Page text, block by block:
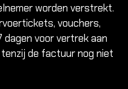
worden verstrekt.
vouchers,
voor vertrek aan
de factuur nog niet